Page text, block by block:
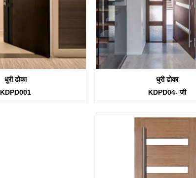
धुरी ढोका
KDPD001
धुरी ढोका
KDPD04- जी